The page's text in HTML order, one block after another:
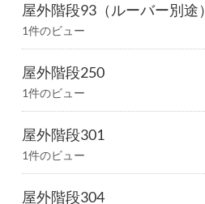
屋外階段93（ルーバー別途）
1件のビュー
屋外階段250
1件のビュー
屋外階段301
1件のビュー
屋外階段304